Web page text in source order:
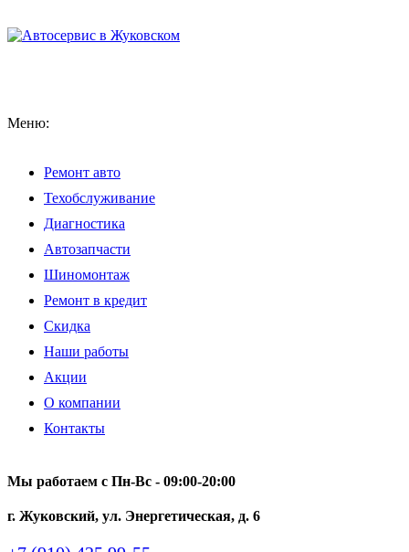
Меню:
Ремонт авто
Техобслуживание
Диагностика
Автозапчасти
Шиномонтаж
Ремонт в кредит
Скидка
Наши работы
Акции
О компании
Контакты
Мы работаем с Пн-Вc - 09:00-20:00
г. Жуковский, ул. Энергетическая, д. 6